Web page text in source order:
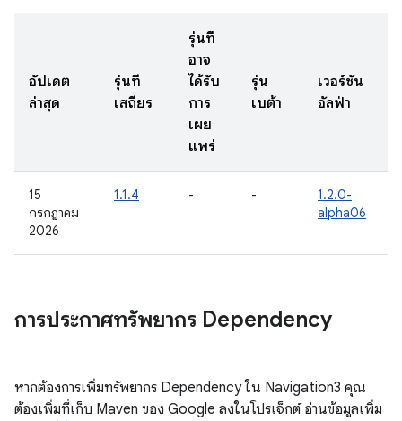
อัปเดต
ล่าสุด
รุ่นที่
เสถียร
รุ่นที่
อาจ
ได้รับ
การ
เผย
แพร่
รุ่น
เบต้า
เวอร์ชัน
อัลฟ่า
15
กรกฎาคม
2026
1.1.4 - -
1.2.0-
alpha06
การประกาศทรัพยากร Dependency
หากต้องการเพิ่มทรัพยากร Dependency ใน Navigation3 คุณ
ต้องเพิ่มที่เก็บ Maven ของ Google ลงในโปรเจ็กต์ อ่านข้อมูลเพิ่ม